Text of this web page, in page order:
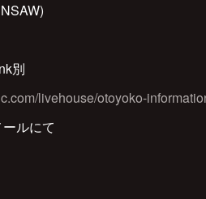
別
livehouse/otoyoko-
ルにて